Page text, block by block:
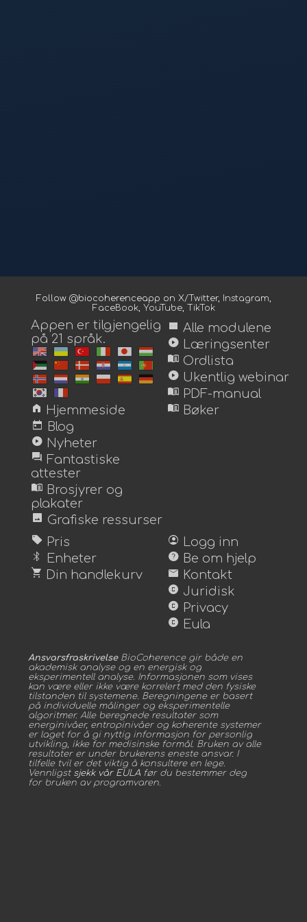
Follow @biocoherenceapp on X/Twitter, Instagram,
FaceBook, YouTube, TikTok
Appen er tilgjengelig
på 21 språk.
home Hjemmeside
today Blog
play_circle Nyheter
forum Fantastiske
attester
menu_book Brosjyrer og
plakater
image Grafiske ressurser
view_module Alle modulene
play_circle Læringsenter
menu_book Ordlista
play_circle Ukentlig webinar
menu_book PDF-manual
menu_book Bøker
sell Pris
bluetooth Enheter
shopping_cart Din handlekurv
account_circle Logg inn
help Be om hjelp
mail Kontakt
copyright Juridisk
copyright Privacy
copyright Eula
AnsvarsfraskrivelseBioCoherence gir både en
akademisk analyse og en energisk og
eksperimentell analyse. Informasjonen som vises
kan være eller ikke være korrelert med den fysiske
tilstanden til systemene. Beregningene er basert
på individuelle målinger og eksperimentelle
algoritmer. Alle beregnede resultater som
energinivåer, entropinivåer og koherente systemer
er laget for å gi nyttig informasjon for personlig
utvikling, ikke for medisinske formål. Bruken av alle
resultater er under brukerens eneste ansvar. I
tilfelle tvil er det viktig å konsultere en lege.
Vennligst sjekk vår EULA før du bestemmer deg
for bruken av programvaren.